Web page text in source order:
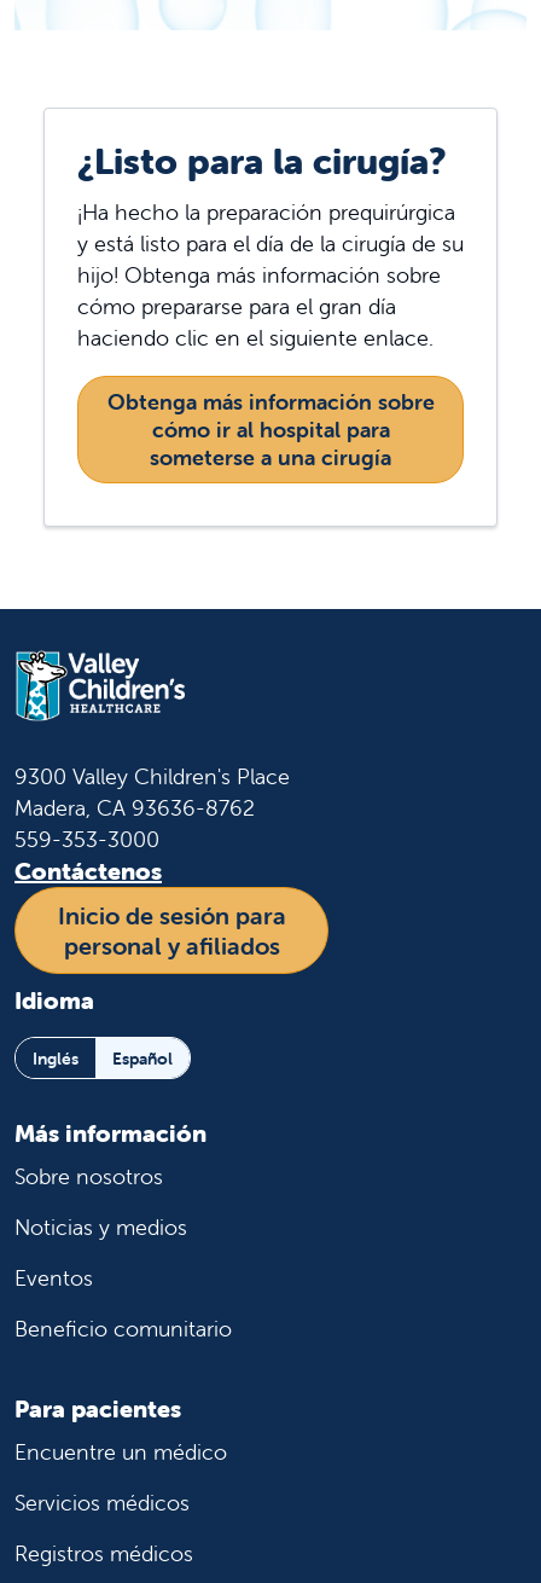
¿Listo para la cirugía?
¡Ha hecho la preparación prequirúrgica
y está listo para el día de la cirugía de su
hijo! Obtenga más información sobre
cómo prepararse para el gran día
haciendo clic en el siguiente enlace.
Obtenga más información sobre
cómo ir al hospital para
someterse a una cirugía
9300 Valley Children's Place
Madera, CA 93636-8762
559-353-3000
Contáctenos
Inicio de sesión para
personal y afiliados
Idioma
Inglés Español
Más información
Sobre nosotros
Noticias y medios
Eventos
Beneficio comunitario
Para pacientes
Encuentre un médico
Servicios médicos
Registros médicos